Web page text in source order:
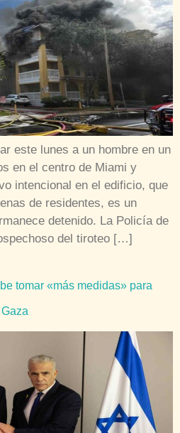
este lunes a un hombre en un
en el centro de Miami y
intencional en el edificio, que
de residentes, es un
detenido. La Policía de
del tiroteo […]
tomar «más medidas» para